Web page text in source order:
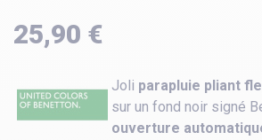
25,90 €
Joli parapluie pliant
sur un fond noir signé
ouverture